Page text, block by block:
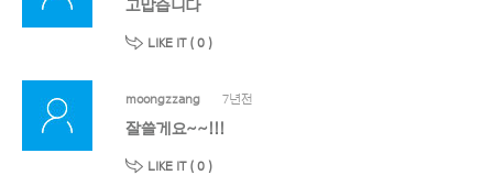
고맙습니다
LIKE IT ( 0 )
moongzzang 7년전
잘쓸게요~~!!!
LIKE IT ( 0 )